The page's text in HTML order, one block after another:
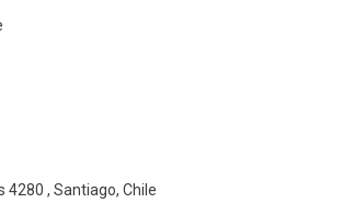
4280 , Santiago, Chile